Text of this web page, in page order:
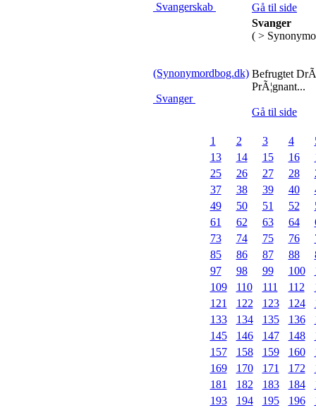
Svangerskab Gå til side
(Synonymordbog.dk)
Svanger
Svanger
( >
Befrugtet
PrÃ¦gnant...
Gå til side
1 2 3 4
13
14 15 16
25
26 27 28
37
38 39 40
49
50 51 52
61
62 63 64
73
74 75 76
85
86 87 88
97
98 99 100
109
110 111 112
121
122 123 124
133
134 135 136
145
146 147 148
157
158 159 160
169
170 171 172
181
182 183 184
193
194 195 196